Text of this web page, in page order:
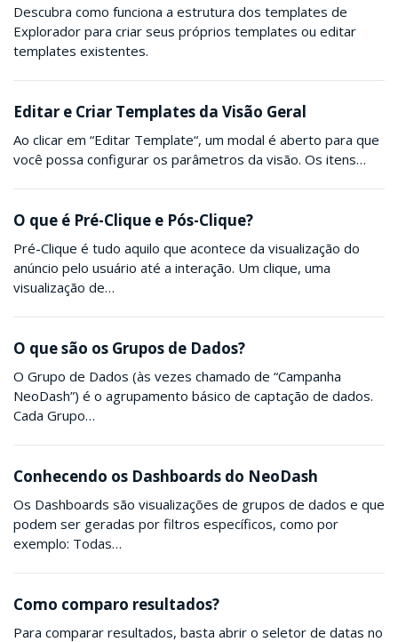
Descubra como funciona a estrutura dos templates de
Explorador para criar seus próprios templates ou editar
templates existentes.
Editar e Criar Templates da Visão Geral
Ao clicar em “Editar Template“, um modal é aberto para que
você possa configurar os parâmetros da visão. Os itens…
O que é Pré-Clique e Pós-Clique?
Pré-Clique é tudo aquilo que acontece da visualização do
anúncio pelo usuário até a interação. Um clique, uma
visualização de…
O que são os Grupos de Dados?
O Grupo de Dados (às vezes chamado de “Campanha
NeoDash”) é o agrupamento básico de captação de dados.
Cada Grupo…
Conhecendo os Dashboards do NeoDash
Os Dashboards são visualizações de grupos de dados e que
podem ser geradas por filtros específicos, como por
exemplo: Todas…
Como comparo resultados?
Para comparar resultados, basta abrir o seletor de datas no